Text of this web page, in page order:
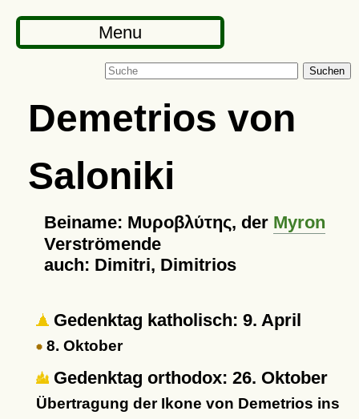
Menu
Suchen
Demetrios von
Saloniki
Beiname: Μυροβλύτης, der Myron
Verströmende
auch: Dimitri, Dimitrios
Gedenktag katholisch: 9. April
8. Oktober
Gedenktag orthodox: 26. Oktober
Übertragung der Ikone von Demetrios ins